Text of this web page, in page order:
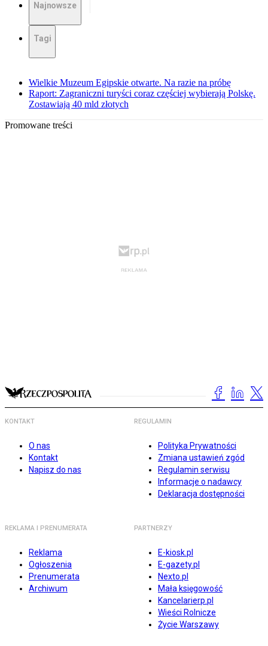
Najnowsze
Tagi
Wielkie Muzeum Egipskie otwarte. Na razie na próbę
Raport: Zagraniczni turyści coraz częściej wybierają Polskę.
Zostawiają 40 mld złotych
Promowane treści
KONTAKT
O nas
Kontakt
Napisz do nas
REGULAMIN
Polityka Prywatności
Zmiana ustawień zgód
Regulamin serwisu
Informacje o nadawcy
Deklaracja dostępności
REKLAMA I PRENUMERATA
Reklama
Ogłoszenia
Prenumerata
Archiwum
PARTNERZY
E-kiosk.pl
E-gazety.pl
Nexto.pl
Mała księgowość
Kancelarierp.pl
Wieści Rolnicze
Życie Warszawy